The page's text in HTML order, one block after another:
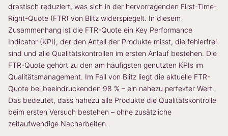
drastisch reduziert, was sich in der hervorragenden First-Time-
Right-Quote (FTR) von Blitz widerspiegelt. In diesem
Zusammenhang ist die FTR-Quote ein Key Performance
Indicator (KPI), der den Anteil der Produkte misst, die fehlerfrei
sind und alle Qualitätskontrollen im ersten Anlauf bestehen. Die
FTR-Quote gehört zu den am häufigsten genutzten KPIs im
Qualitätsmanagement. Im Fall von Blitz liegt die aktuelle FTR-
Quote bei beeindruckenden 98 % – ein nahezu perfekter Wert.
Das bedeutet, dass nahezu alle Produkte die Qualitätskontrolle
beim ersten Versuch bestehen – ohne zusätzliche
zeitaufwendige Nacharbeiten.